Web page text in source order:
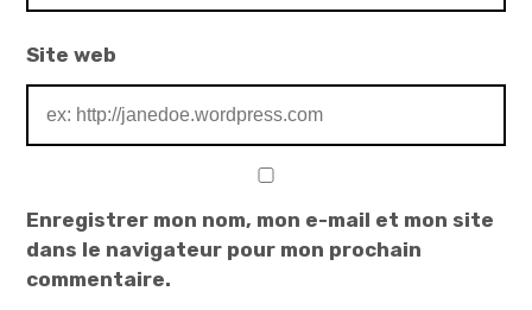
Site web
Enregistrer mon nom, mon e-mail et mon site
dans le navigateur pour mon prochain
commentaire.